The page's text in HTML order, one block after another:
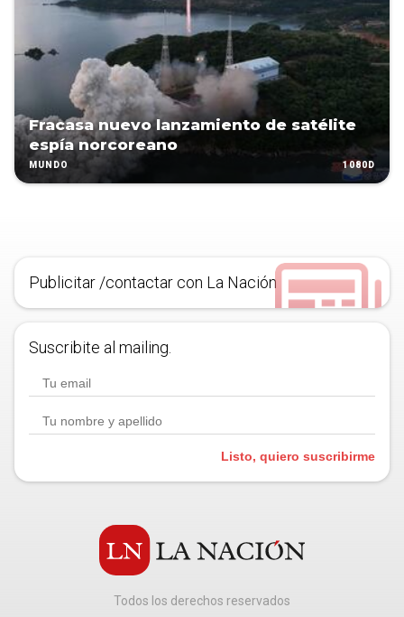
Fracasa nuevo lanzamiento de satélite
espía norcoreano
MUNDO 1080D
Publicitar /contactar con La Nación
Suscribite al mailing.
Listo, quiero suscribirme
Todos los derechos reservados